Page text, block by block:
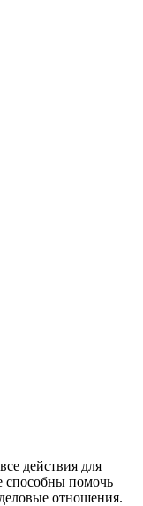
действия для
способны помочь
отношения.